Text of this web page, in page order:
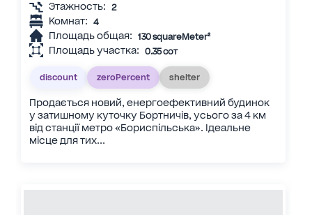
Этажность: 2
Комнат: 4
Площадь общая: 130 squareMeter²
Площадь участка: 0.35 сот
discount zeroPercent shelter
Продається новий, енергоефективний будинок
у затишному куточку Бортничів, усього за 4 км
від станції метро «Бориспільська». Ідеальне
місце для тих...